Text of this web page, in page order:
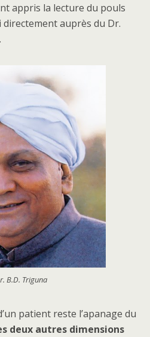
appris la lecture du pouls
directement auprès du Dr.
B.D. Triguna
patient reste l’apanage du
deux autres dimensions